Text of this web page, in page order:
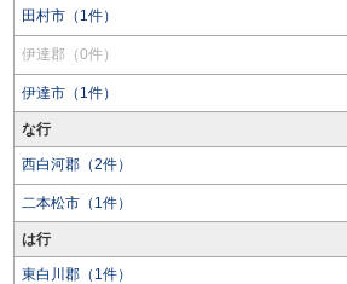
田村市（1件）
伊達郡（0件）
伊達市（1件）
な行
西白河郡（2件）
二本松市（1件）
は行
東白川郡（1件）